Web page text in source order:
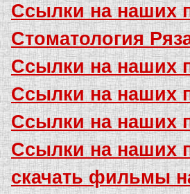
Ссылки на наших
Стоматология
Ссылки на наших
Ссылки на наших
Ссылки на наших
Ссылки на наших
скачать фильмы